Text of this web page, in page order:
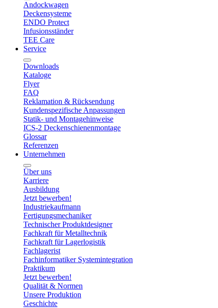
Andockwagen
Deckensysteme
ENDO Protect
Infusionsständer
TEE Care
Service
Downloads
Kataloge
Flyer
FAQ
Reklamation & Rücksendung
Kundenspezifische Anpassungen
Statik- und Montagehinweise
ICS-2 Deckenschienenmontage
Glossar
Referenzen
Unternehmen
Über uns
Karriere
Ausbildung
Jetzt bewerben!
Industriekaufmann
Fertigungsmechaniker
Technischer Produktdesigner
Fachkraft für Metalltechnik
Fachkraft für Lagerlogistik
Fachlagerist
Fachinformatiker Systemintegration
Praktikum
Jetzt bewerben!
Qualität & Normen
Unsere Produktion
Geschichte